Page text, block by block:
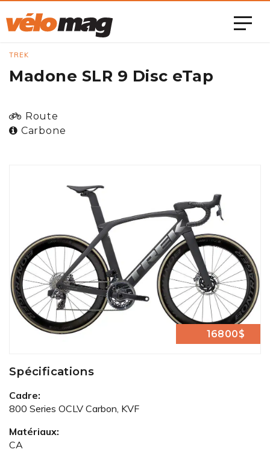
TREK
Madone SLR 9 Disc eTap
Route
Carbone
16800$
Spécifications
Cadre:
800 Series OCLV Carbon, KVF
Matériaux:
CA